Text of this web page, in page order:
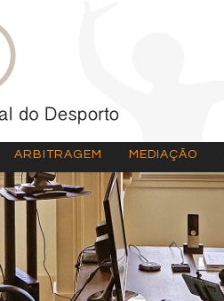
ARBITRAGEM MEDIAÇÃO